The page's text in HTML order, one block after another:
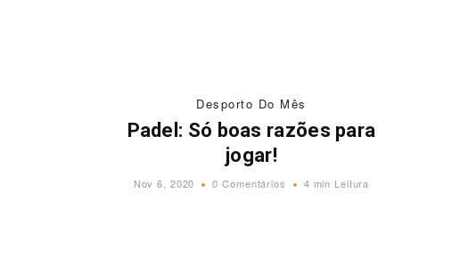
Desporto Do Mês
Padel: Só boas razões para
jogar!
Nov 6, 2020 0 Comentários 4 min Leitura